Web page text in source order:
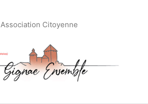
Association Citoyenne